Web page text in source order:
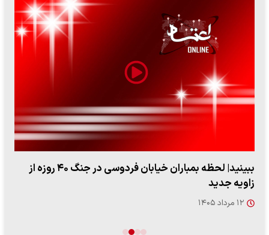
ببینید| لحظه بمباران خیابان فردوسی در جنگ ۴۰ روزه از
زاویه جدید
۱۲ مرداد ۱۴۰۵